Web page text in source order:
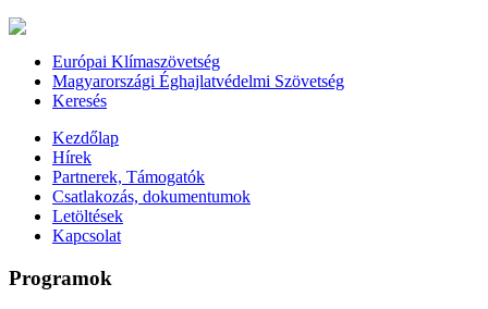
Európai Klímaszövetség
Magyarországi Éghajlatvédelmi Szövetség
Keresés
Kezdőlap
Hírek
Partnerek, Támogatók
Csatlakozás, dokumentumok
Letöltések
Kapcsolat
Programok